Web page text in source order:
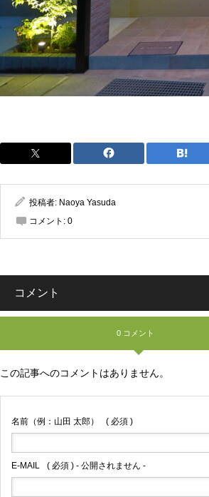
投稿者: Naoya Yasuda
コメント: 0
コメント
0 コメント
この記事へのコメントはありません。
名前（例：山田 太郎） ( 必須 )
E-MAIL ( 必須 ) - 公開されません -